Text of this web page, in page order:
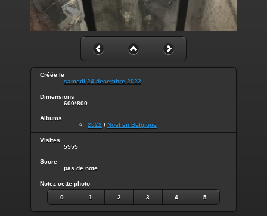
Créée le
samedi 24 décembre 2022
Dimensions
600*800
Albums
2022 / Noël en Belgique
Visites
5555
Score
pas de note
Notez cette photo
0 1 2 3 4 5